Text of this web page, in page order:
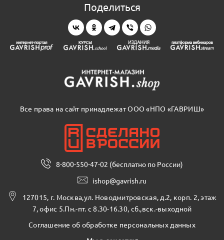
Поделиться
Все права на сайт принадлежат ООО «НПО «ГАВРИШ»
8-800-550-47-02 (бесплатно по России)
ishop@gavrish.ru
127015, г. Москва,ул. Новодмитровская, д.2, корп. 2, этаж
7, офис 5.Пн.-пт. с 8.30-16.30, сб.,вск.-выходной
Соглашение об обработке персональных данных